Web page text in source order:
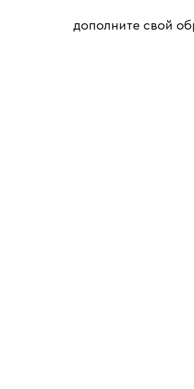
дополните свой